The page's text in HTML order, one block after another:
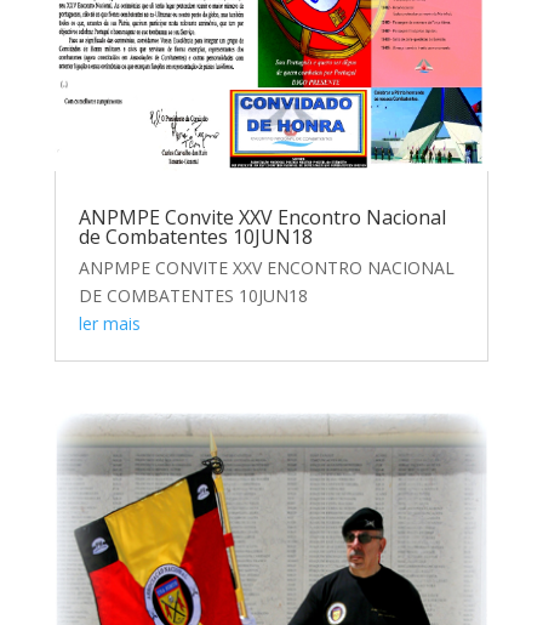
ANPMPE Convite XXV Encontro Nacional
de Combatentes 10JUN18
ANPMPE CONVITE XXV ENCONTRO NACIONAL
DE COMBATENTES 10JUN18
ler mais